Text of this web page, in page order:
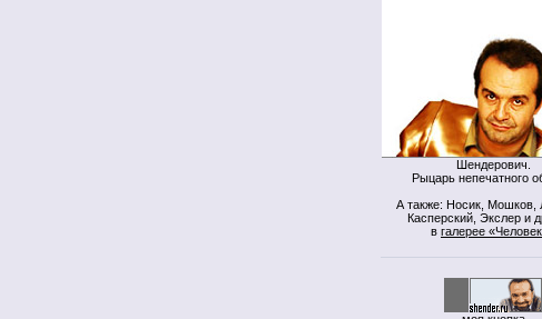
Шендерович.
Рыцарь непечатного
А также: Носик, Мошков,
Касперский, Экслер и
в галерее